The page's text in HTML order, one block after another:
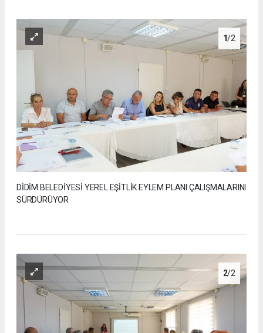
1/2
DİDİM BELEDİYESİ YEREL EŞİTLİK EYLEM PLANI ÇALIŞMALARINI
SÜRDÜRÜYOR
2/2